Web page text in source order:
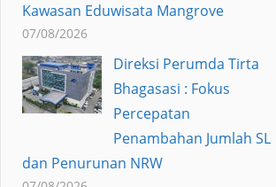
Kawasan Eduwisata Mangrove
07/08/2026
Direksi Perumda Tirta
Bhagasasi : Fokus
Percepatan
Penambahan Jumlah SL
dan Penurunan NRW